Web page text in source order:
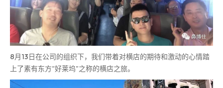
8月13日在公司的组织下，我们带着对横店的期待和激动的心情踏
上了素有东方“好莱坞”之称的横店之旅。